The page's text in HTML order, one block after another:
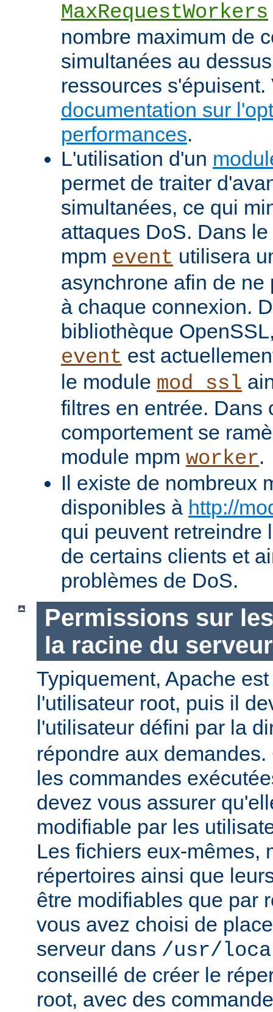
MaxRequestWorkers
nombre maximum de
simultanées au
ressources s'épuisent.
documentation sur
performances.
L'utilisation d'un
permet de traiter
simultanées, ce qui
attaques DoS. Dans
mpm event utilisera
asynchrone afin de
à chaque connexion.
bibliothèque
event est
le module mod_ssl
filtres en entrée. Dans
comportement se
module mpm worker.
Il existe de nombreux
disponibles à http://
qui peuvent retreindre
de certains clients et
problèmes de DoS.
Permissions sur
la racine du serveur
Typiquement, Apache
l'utilisateur root, puis il
l'utilisateur défini par la
répondre aux
les commandes
devez vous assurer
modifiable par les
Les fichiers eux-mêmes,
répertoires ainsi que
être modifiables que par
vous avez choisi de
serveur dans /usr/
conseillé de créer le
root, avec des